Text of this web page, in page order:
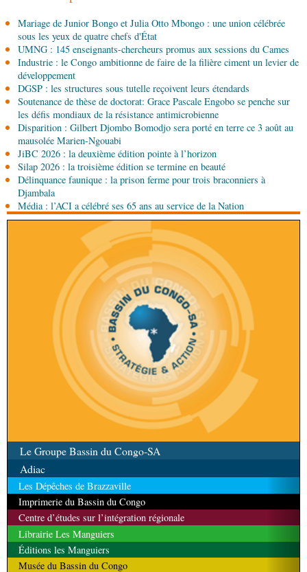
SociétéUMNG : 145 enseignants-chercheurs
promus aux sessions du Cames
06-08-2026 15:00
SociétéProjet PSIPJ : des formateurs en
apprentissage
06-08-2026 15:00
Art-Culture-Média
Kinshasa : le Congo à l'honneur
ÉconomieDeuxième édition de la Gfac : le défi
d’offrir à la nation des produits alimentaires de
Mariage de Junior Bongo et Julia Otto Mbongo : une union célébrée
sous les yeux de quatre chefs d'État
UMNG : 145 enseignants-chercheurs promus aux sessions du Cames
Industrie : le Congo ambitionne de faire de la filière ciment un levier de
développement
DGSP : les structures sous tutelle reçoivent leurs étendards
Soutenance de thèse de doctorat: Grace Pascale Engobo se penche sur
les défis mondiaux de la résistance antimicrobienne
Disparition : Gilbert Djombo Bomodjo sera porté en terre ce 3 août au
mausolée Marien-Ngouabi
JiBC 2026 : la deuxième édition pointe à l’horizon
Silap 2026 : la troisième édition se termine en beauté
Délinquance faunique : la prison ferme pour trois braconniers à
Djambala
Média : l’ACI a célébré ses 65 ans au service de la Nation
Le Groupe Bassin du Congo-SA
Adiac
Les Dépêches de Brazzaville
Imprimerie du Bassin du Congo
Centre d’études sur l’intégration régionale
Librairie Les Manguiers
Éditions les Manguiers
Musée du Bassin du Congo